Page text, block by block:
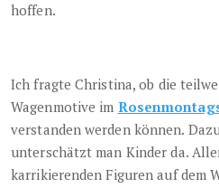
hoffen.
Ich fragte Christina, ob die
Wagenmotive im
verstanden werden können.
unterschätzt man Kinder da.
karrikierenden Figuren auf dem